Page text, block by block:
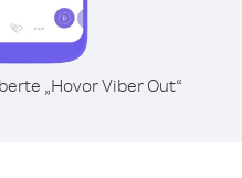
„Hovor Viber Out“